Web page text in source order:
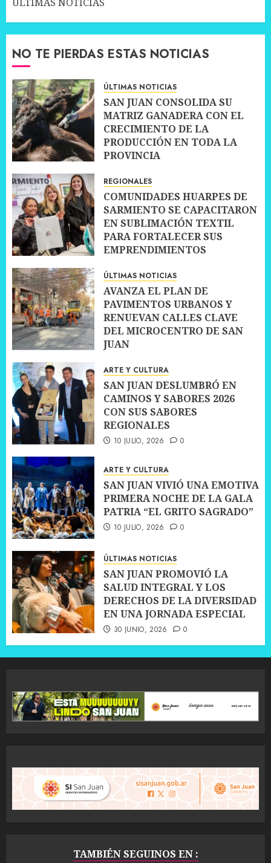
NO TE PIERDAS ESTAS NOTICIAS
ÚLTIMAS NOTICIAS
SAN JUAN CONSOLIDA SU
MATRIZ GANADERA CON EL
CRECIMIENTO DE LA
PRODUCCIÓN EN TODA LA
PROVINCIA
REGIONALES
COMUNIDADES HUARPES DE
SARMIENTO SE CAPACITARON
EN SUBLIMACIÓN TEXTIL
PARA FORTALECER SUS
EMPRENDIMIENTOS
ÚLTIMAS NOTICIAS
AVANZA EL PLAN DE
PAVIMENTOS URBANOS Y
RENUEVAN CALLES CLAVE
DEL MICROCENTRO DE SAN
JUAN
ARTE Y CULTURA
SAN JUAN DESLUMBRÓ EN
CAMINOS Y SABORES 2026
CON SUS SABORES
REGIONALES
10 JULIO, 2026 0
ARTE Y CULTURA
SAN JUAN VIVIÓ UNA EMOTIVA
PRIMERA NOCHE DE LA GALA
PATRIA “EL GRITO SAGRADO”
10 JULIO, 2026 0
ÚLTIMAS NOTICIAS
SAN JUAN PROMOVIÓ LA
SALUD INTEGRAL Y LOS
DERECHOS DE LA DIVERSIDAD
EN UNA JORNADA ESPECIAL
30 JUNIO, 2026 0
TAMBIÉN SEGUINOS EN :